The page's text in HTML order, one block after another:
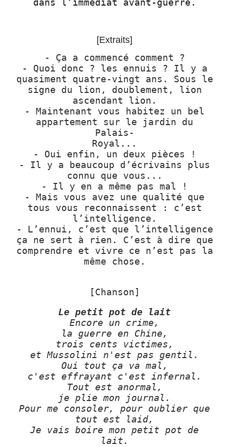
dans l’immédiat avant-guerre.
[Extraits]
- Ça a commencé comment ?
- Quoi donc ? les ennuis ? Il y a
quasiment quatre-vingt ans. Sous le
signe du lion, doublement, lion
ascendant lion.
- Maintenant vous habitez un bel
appartement sur le jardin du
Palais-
Royal...
- Oui enfin, un deux pièces !
- Il y a beaucoup d’écrivains plus
connu que vous...
- Il y en a même pas mal !
- Mais vous avez une qualité que
tous vous reconnaissent : c’est
l’intelligence.
- L’ennui, c’est que l’intelligence
ça ne sert à rien. C’est à dire que
comprendre et vivre ce n’est pas la
même chose.
[Chanson]
Le petit pot de lait
Encore un crime,
la guerre en Chine,
trois cents victimes,
et Mussolini n'est pas gentil.
Oui tout ça va mal,
c'est effrayant c'est infernal.
Tout est anormal,
je plie mon journal.
Pour me consoler, pour oublier que
tout est laid,
Je vais boire mon petit pot de
lait.